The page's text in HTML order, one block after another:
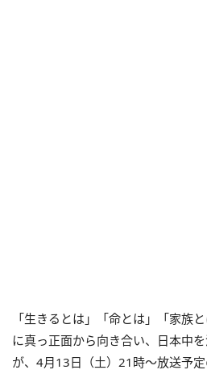
「生きるとは」「命とは」「家族
に真っ正面から向き合い、日本中
が、4月13日（土）21時～放送予